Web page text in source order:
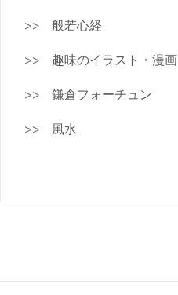
般若心経
趣味のイラスト・漫画
鎌倉フォーチュン
風水